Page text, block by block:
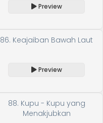
Preview
86. Keajaiban Bawah Laut
Preview
88. Kupu - Kupu yang
Menakjubkan